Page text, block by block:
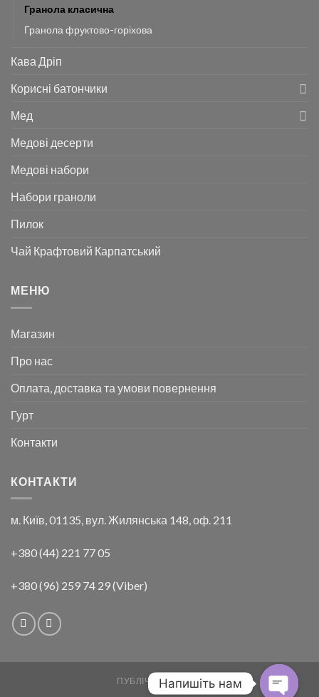
Гранола класична
Гранола фруктово-горіхова
Кава Дріп
Корисні батончики
Мед
Медові десерти
Медові набори
Набори граноли
Пилок
Чай Крафтовий Карпатський
МЕНЮ
Магазин
Про нас
Оплата, доставка та умови повернення
Гурт
Контакти
КОНТАКТИ
м. Київ, 01135, вул. Жилянська 148, оф. 211
+380 (44) 221 77 05
+380 (96) 259 74 29 (Viber)
ПУБЛІЧНА ОФЕРТА
Напишіть нам